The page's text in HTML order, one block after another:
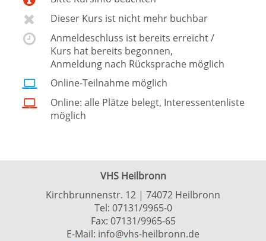
Dieser Kurs ist nicht mehr buchbar
Anmeldeschluss ist bereits erreicht /
Kurs hat bereits begonnen,
Anmeldung nach Rücksprache möglich
Online-Teilnahme möglich
Online: alle Plätze belegt, Interessentenliste
möglich
VHS Heilbronn
Kirchbrunnenstr. 12 | 74072 Heilbronn
Tel: 07131/9965-0
Fax: 07131/9965-65
E-Mail: info@vhs-heilbronn.de